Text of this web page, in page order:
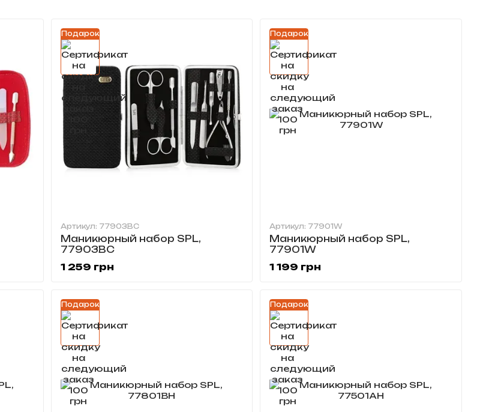
Подарок
Артикул: 77903BC
Маникюрный набор SPL,
77903BC
1 259 грн
Подарок
Артикул: 77901W
Маникюрный набор SPL,
77901W
1 199 грн
Подарок Подарок